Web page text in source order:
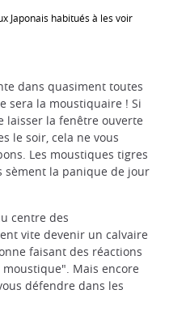
Japonais habitués à les voir
dans quasiment toutes
sera la moustiquaire ! Si
laisser la fenêtre ouverte
le soir, cela ne vous
Les moustiques tigres
sèment la panique de jour
centre des
vite devenir un calvaire
faisant des réactions
Mais encore
défendre dans les